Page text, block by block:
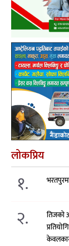
लोकप्रिय
१.
२.
तिजको